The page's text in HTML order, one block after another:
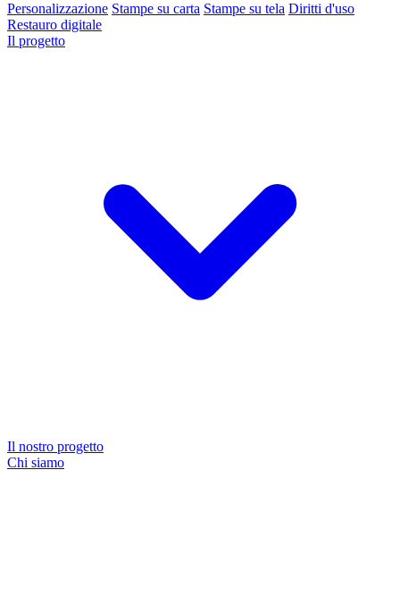
Personalizzazione Stampe su carta Stampe su tela Diritti d'uso
Restauro digitale
Il progetto
Il nostro progetto
Chi siamo